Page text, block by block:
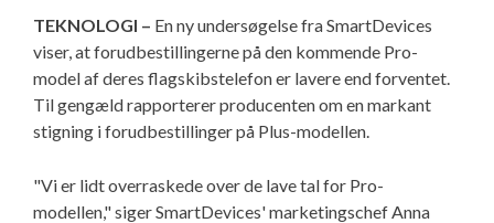
TEKNOLOGI – En ny undersøgelse fra SmartDevices
viser, at forudbestillingerne på den kommende Pro-
model af deres flagskibstelefon er lavere end forventet.
Til gengæld rapporterer producenten om en markant
stigning i forudbestillinger på Plus-modellen.
"Vi er lidt overraskede over de lave tal for Pro-
modellen," siger SmartDevices' marketingschef Anna